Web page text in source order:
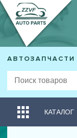
КАТАЛОГ